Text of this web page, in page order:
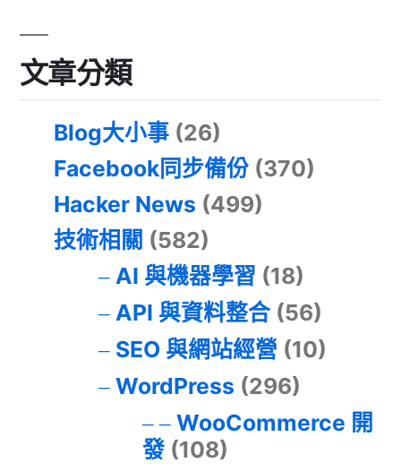
文章分類
Blog大小事 (26)
Facebook同步備份 (370)
Hacker News (499)
技術相關 (582)
AI 與機器學習 (18)
API 與資料整合(56)
SEO 與網站經營 (10)
WordPress (296)
WooCommerce 開
發(108)